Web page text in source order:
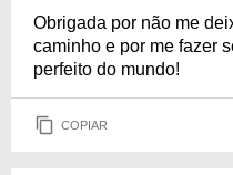
Obrigada por não me
caminho e por me fazer
perfeito do mundo!
COPIAR